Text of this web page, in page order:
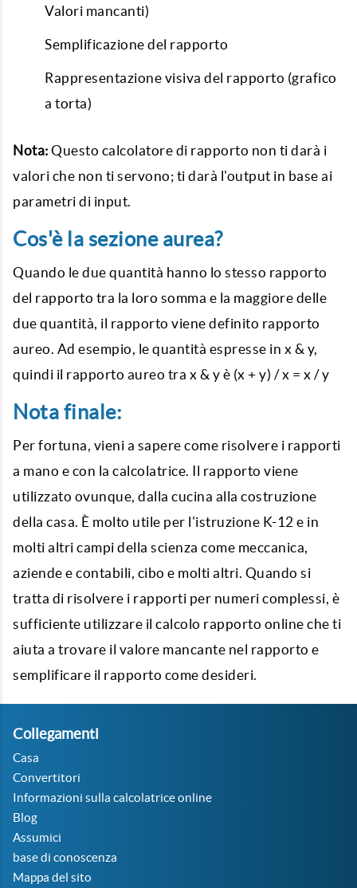
Valori mancanti)
Semplificazione del rapporto
Rappresentazione visiva del rapporto (grafico
a torta)
Nota: Questo calcolatore di rapporto non ti darà i
valori che non ti servono; ti darà l'output in base ai
parametri di input.
Cos'è la sezione aurea?
Quando le due quantità hanno lo stesso rapporto
del rapporto tra la loro somma e la maggiore delle
due quantità, il rapporto viene definito rapporto
aureo. Ad esempio, le quantità espresse in x & y,
quindi il rapporto aureo tra x & y è (x + y) / x = x / y
Nota finale:
Per fortuna, vieni a sapere come risolvere i rapporti
a mano e con la calcolatrice. Il rapporto viene
utilizzato ovunque, dalla cucina alla costruzione
della casa. È molto utile per l'istruzione K-12 e in
molti altri campi della scienza come meccanica,
aziende e contabili, cibo e molti altri. Quando si
tratta di risolvere i rapporti per numeri complessi, è
sufficiente utilizzare il calcolo rapporto online che ti
aiuta a trovare il valore mancante nel rapporto e
semplificare il rapporto come desideri.
Collegamenti
Casa
Convertitori
Informazioni sulla calcolatrice online
Blog
Assumici
base di conoscenza
Mappa del sito